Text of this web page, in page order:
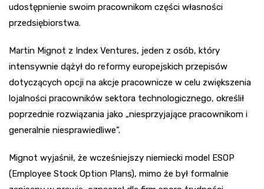
udostępnienie swoim pracownikom części własności
przedsiębiorstwa.
Martin Mignot z Index Ventures, jeden z osób, który
intensywnie dążył do reformy europejskich przepisów
dotyczących opcji na akcje pracownicze w celu zwiększenia
lojalności pracowników sektora technologicznego, określił
poprzednie rozwiązania jako „niesprzyjające pracownikom i
generalnie niesprawiedliwe”.
Mignot wyjaśnił, że wcześniejszy niemiecki model ESOP
(Employee Stock Option Plans), mimo że był formalnie